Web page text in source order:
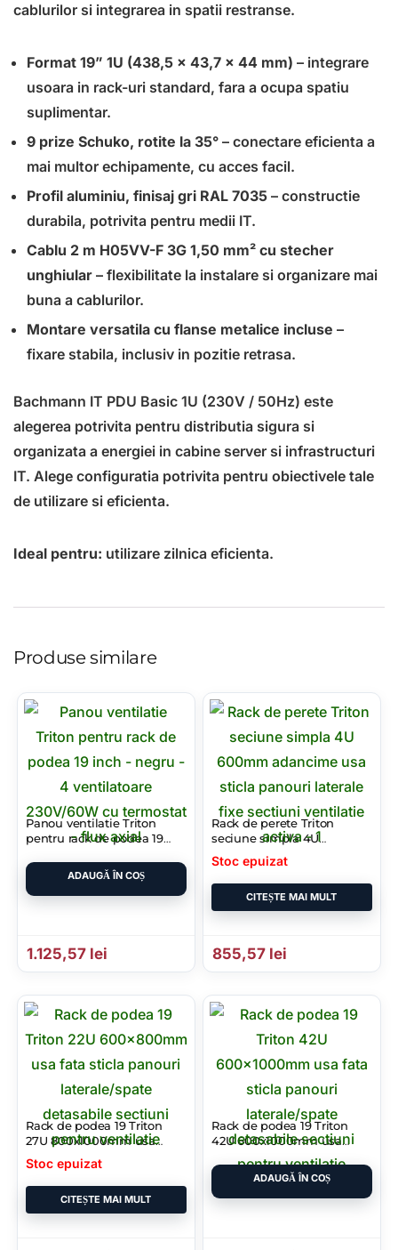
cablurilor si integrarea in spatii restranse.
Format 19” 1U (438,5 x 43,7 x 44 mm) – integrare
usoara in rack-uri standard, fara a ocupa spatiu
suplimentar.
9 prize Schuko, rotite la 35° – conectare eficienta a
mai multor echipamente, cu acces facil.
Profil aluminiu, finisaj gri RAL 7035 – constructie
durabila, potrivita pentru medii IT.
Cablu 2 m H05VV-F 3G 1,50 mm² cu stecher
unghiular – flexibilitate la instalare si organizare mai
buna a cablurilor.
Montare versatila cu flanse metalice incluse –
fixare stabila, inclusiv in pozitie retrasa.
Bachmann IT PDU Basic 1U (230V / 50Hz) este
alegerea potrivita pentru distributia sigura si
organizata a energiei in cabine server si infrastructuri
IT. Alege configuratia potrivita pentru obiectivele tale
de utilizare si eficienta.
Ideal pentru: utilizare zilnica eficienta.
Produse similare
Panou ventilatie Triton
pentru rack de podea 19
ventilatoare 230V/60W cu
termostat – flux axial
ADAUGĂ ÎN COȘ
1.125,57 lei
Rack de perete Triton
seciune simpla 4U
600mm adancime usa
sticla panouri laterale fixe
sectiuni ventilatie activa
Stoc epuizat
CITEȘTE MAI MULT
855,57 lei
Rack de podea 19 Triton
27U 800x1000mm usa
fata sticla panouri
laterale/spate detasabile
sectiuni pentru ventilatie
Stoc epuizat
CITEȘTE MAI MULT
Rack de podea 19 Triton
42U 600x1000mm usa
laterale/spate detasabile
sectiuni pentru ventilatie
ADAUGĂ ÎN COȘ